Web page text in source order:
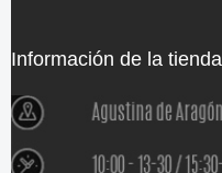
Información de la tienda